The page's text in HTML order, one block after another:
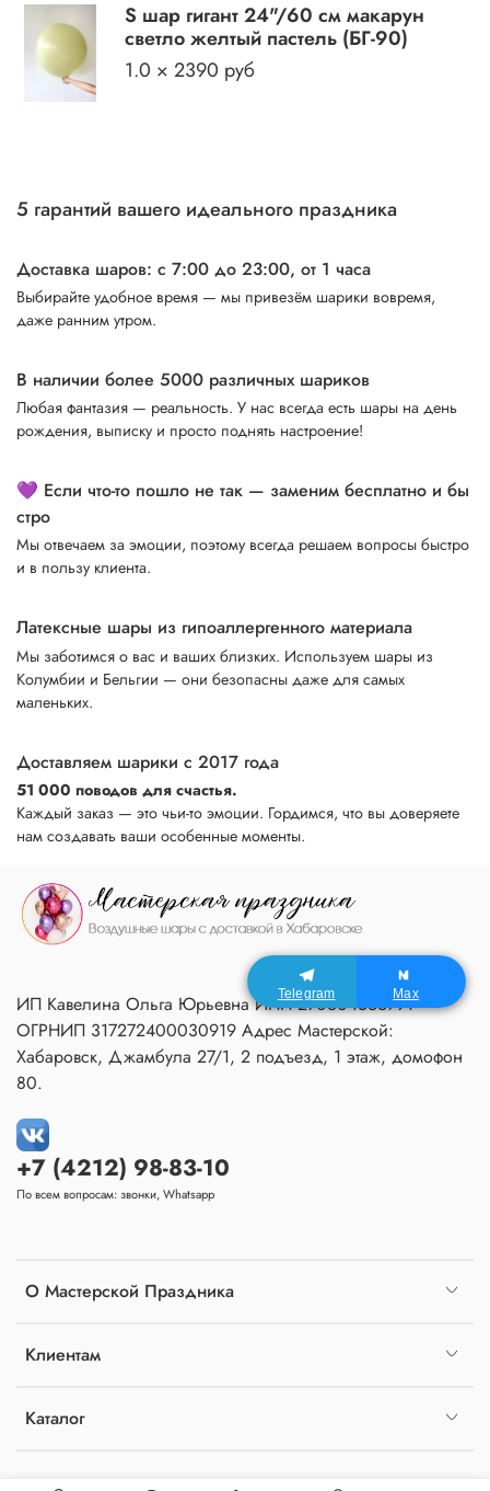
S шар гигант 24"/60 см макарун
светло желтый пастель (БГ-90)
1.0 × 2390 руб
5 гарантий вашего идеального праздника
Доставка шаров: с 7:00 до 23:00, от 1 часа
Выбирайте удобное время — мы привезём шарики вовремя,
даже ранним утром.
В наличии более 5000 различных шариков
Любая фантазия — реальность. У нас всегда есть шары на день
рождения, выписку и просто поднять настроение!
💜 Если что-то пошло не так — заменим бесплатно и бы
стро
Мы отвечаем за эмоции, поэтому всегда решаем вопросы быстро
и в пользу клиента.
Латексные шары из гипоаллергенного материала
Мы заботимся о вас и ваших близких. Используем шары из
Колумбии и Бельгии — они безопасны даже для самых
маленьких.
Доставляем шарики с 2017 года
51 000 поводов для счастья.
Каждый заказ — это чьи-то эмоции. Гордимся, что вы доверяете
нам создавать ваши особенные моменты.
О Мастерской Праздника
Клиентам
Каталог
+7 (4212) 98-83-10
По всем вопросам: звонки, Whatsapp
ИП Кавелина Ольга Юрьевна ИНН 270604366791
ОГРНИП 317272400030919 Адрес Мастерской:
Хабаровск, Джамбула 27/1, 2 подъезд, 1 этаж, домофон
80.
Telegram Max